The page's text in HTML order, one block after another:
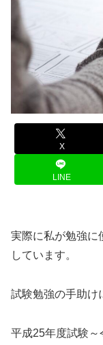
X
LINE
実際に私が勉強に
しています。
試験勉強の手助け
平成25年度試験～